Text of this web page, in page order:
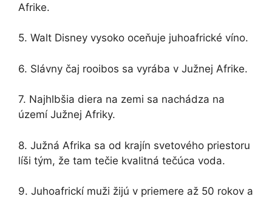
Afrike.
5. Walt Disney vysoko oceňuje juhoafrické víno.
6. Slávny čaj rooibos sa vyrába v Južnej Afrike.
7. Najhlbšia diera na zemi sa nachádza na
území Južnej Afriky.
8. Južná Afrika sa od krajín svetového priestoru
líši tým, že tam tečie kvalitná tečúca voda.
9. Juhoafrickí muži žijú v priemere až 50 rokov a